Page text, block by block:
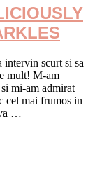
intervin scurt si sa
mult! M-am
mi-am admirat
cel mai frumos in
…